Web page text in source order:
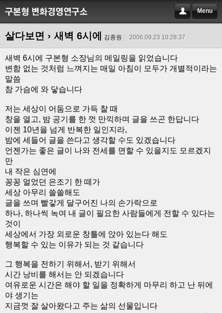
Menu
살다보면 › 새벽 6시에 김종원 2006.09.23 10:28:37
새벽 6시에 구본형 소장님의 메일링을 읽었습니다
변함 없는 것처럼 느껴지는 매일 아침이 모두가 개별적이라는
말씀
참 가슴에 와 닿습니다
저는 세상이 어둠으로 가득 찰 때
창을 열고, 밤 공기를 한 껏 만끽하며 글을 쓰곤 한답니다
이젠 10년을 넘게 반복한 일인지라,
밤에 세들어 글을 쓴다고 생각할 수도 있겠습니다
언젠가는 좋은 글이 나와 전세를 면할 수 있을지도 모르겠지
만
내 작은 심연에
꽁꽁 얼었던 은조기 한 떼가
세상 아무리 쓸쓸해도
글을 쓰며 빨갛게 달구어진 나의 손가락으로
하나, 하나씩 녹여 내 글이 필요한 사람들에게 전할 수 있다는
것이
세상에서 가장 외로운 창틀에 앉아 있는다 해도
행복할 수 있는 이유가 되는 것 같습니다
그 행복을 전하기 위해서, 받기 위해서
시간 낭비를 해서는 안 되겠습니다
여유로운 시간은 해야 할 일을 정확하게 마무리 하고 난 뒤에
야 생기는
지금껏 잘 살아왔다고 주는 삶의 선물입니다